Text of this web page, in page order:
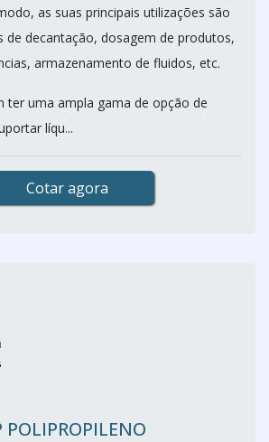
as suas principais utilizações são
de decantação, dosagem de produtos,
armazenamento de fluidos, etc.
ter uma ampla gama de opção de
líqu...
Cotar agora
POLIPROPILENO